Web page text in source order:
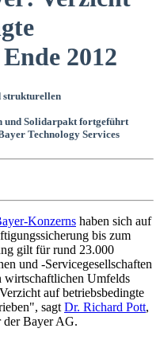
2012
strukturellen
und Solidarpakt fortgeführt
Technology Services
Konzerns haben sich auf
bis zum
gilt für rund 23.000
und -Servicegesellschaften
wirtschaftlichen Umfelds
auf betriebsbedingte
sagt Dr. Richard Pott,
der Bayer AG.